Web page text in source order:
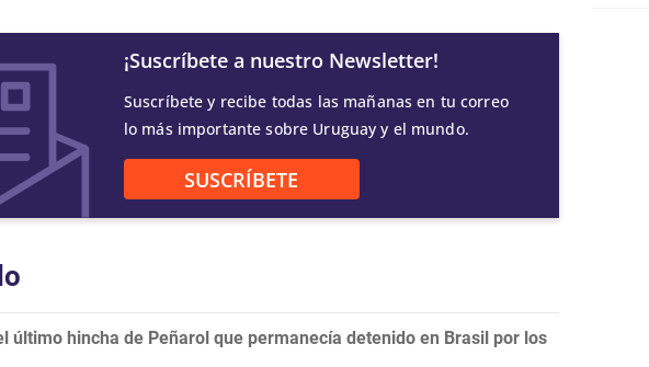
¡Suscríbete a nuestro Newsletter!
Suscríbete y recibe todas las mañanas en tu correo
lo más importante sobre Uruguay y el mundo.
SUSCRÍBETE
último hincha de Peñarol que permanecía detenido en Brasil por los